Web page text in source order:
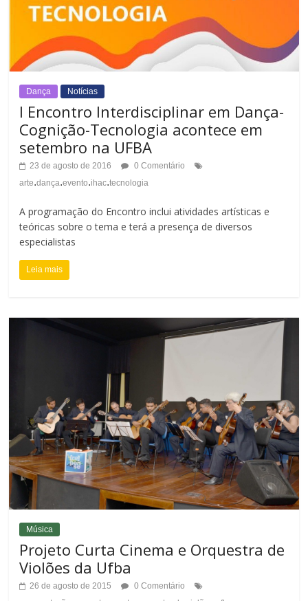
Dança Notícias
I Encontro Interdisciplinar em Dança-
Cognição-Tecnologia acontece em
setembro na UFBA
23 de agosto de 2016
0 Comentário
arte.dança.evento.ihac.tecnologia
A programação do Encontro inclui atividades artísticas e
teóricas sobre o tema e terá a presença de diversos
especialistas
Leia mais
Música
Projeto Curta Cinema e Orquestra de
Violões da Ufba
26 de agosto de 2015
0 Comentário